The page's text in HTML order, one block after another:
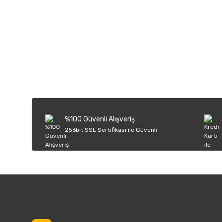
Ürün fiyatı diğer sitelerden daha pahalı.
Bu ürüne benzer farklı alternatifler olmalı.
%100 Güvenli Alışveriş
256bit SSL Sertifikası ile Güvenli